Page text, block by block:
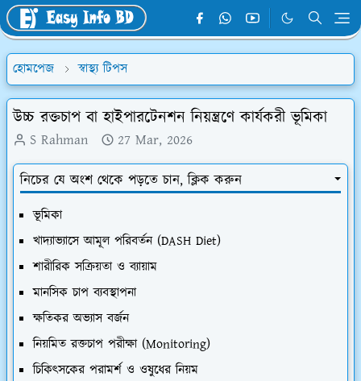
হোমপেজ স্বাস্থ্য টিপস
উচ্চ রক্তচাপ বা হাইপারটেনশন নিয়ন্ত্রণে কার্যকরী ভূমিকা
S Rahman 27 Mar, 2026
নিচের যে অংশ থেকে পড়তে চান, ক্লিক করুন
​ভূমিকা
​খাদ্যাভ্যাসে আমূল পরিবর্তন (DASH Diet)
​শারীরিক সক্রিয়তা ও ব্যায়াম
​মানসিক চাপ ব্যবস্থাপনা
​ক্ষতিকর অভ্যাস বর্জন
​নিয়মিত রক্তচাপ পরীক্ষা (Monitoring)
​চিকিৎসকের পরামর্শ ও ওষুধের নিয়ম